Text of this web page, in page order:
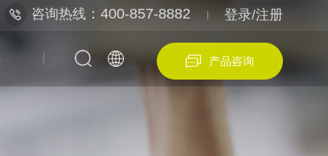
登录/注册
咨询热线：400-857-8882
产品咨询